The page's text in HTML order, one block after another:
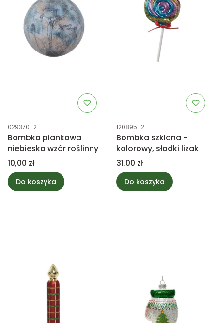
Kod produktu
029370_2
Bombka piankowa
niebieska wzór roślinny
Cena
10,00 zł
Do koszyka
Kod produktu
120895_2
Bombka szklana -
kolorowy, słodki lizak
Cena
31,00 zł
Do koszyka